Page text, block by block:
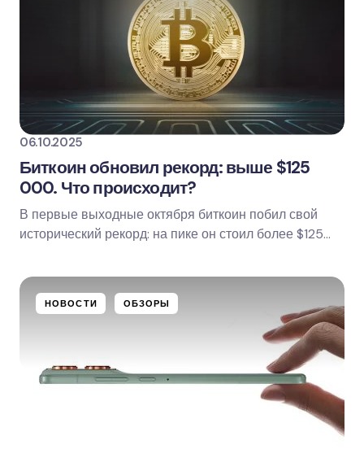
Ваш комментарий
Save my name and email in this browser for
Оставить комментарий
06.10.2025
Биткоин обновил рекорд: выше $125
000. Что происходит?
В первые выходные октября биткоин побил свой
исторический рекорд: на пике он стоил более $125
НОВОСТИ ОБЗОРЫ